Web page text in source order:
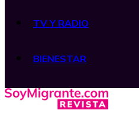
TV Y RADIO
BIENESTAR